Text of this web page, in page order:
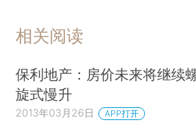
相关阅读
保利地产：房价未来将继续
旋式慢升
2013年03月26日 APP打开